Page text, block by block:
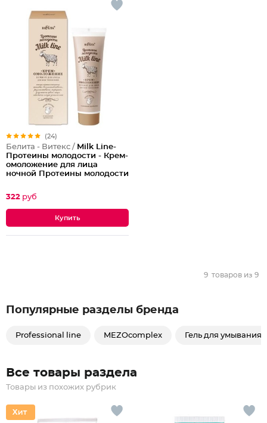
(24)
Белита - Витекс / Milk Line-
Протеины молодости - Крем-
омоложение для лица
ночной Протеины молодости
322 руб
9 товаров из 9
Популярные разделы бренда
Professional line MEZOcomplex Гель для умывания
Все товары раздела
Товары из похожих рубрик